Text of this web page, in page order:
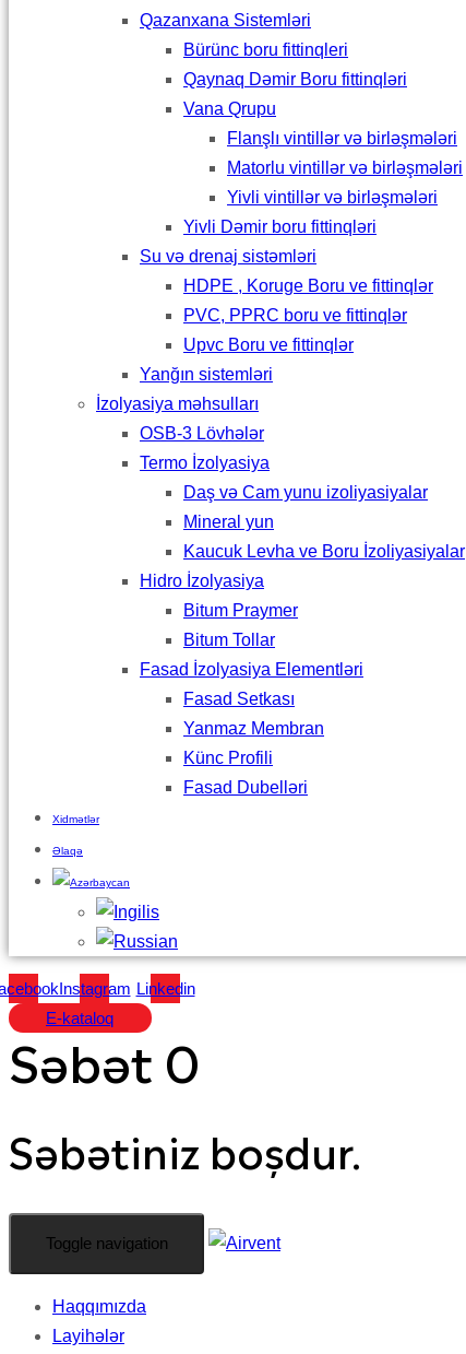
Qazanxana Sistemləri
Bürünc boru fittinqleri
Qaynaq Dəmir Boru fittinqləri
Vana Qrupu
Flanşlı vintillər və birləşmələri
Matorlu vintillər və birləşmələri
Yivli vintillər və birləşmələri
Yivli Dəmir boru fittinqləri
Su və drenaj sistəmləri
HDPE , Koruge Boru ve fittinqlər
PVC, PPRC boru ve fittinqlər
Upvc Boru ve fittinqlər
Yanğın sistemləri
İzolyasiya məhsulları
OSB-3 Lövhələr
Termo İzolyasiya
Daş və Cam yunu izoliyasiyalar
Mineral yun
Kaucuk Levha ve Boru İzoliyasiyalar
Hidro İzolyasiya
Bitum Praymer
Bitum Tollar
Fasad İzolyasiya Elementləri
Fasad Setkası
Yanmaz Membran
Künc Profili
Fasad Dubelləri
Xidmətlər
Əlaqə
Instagram Linkedin
E-kataloq
Səbət 0
Səbətiniz boşdur.
Toggle navigation
Haqqımızda
Layihələr